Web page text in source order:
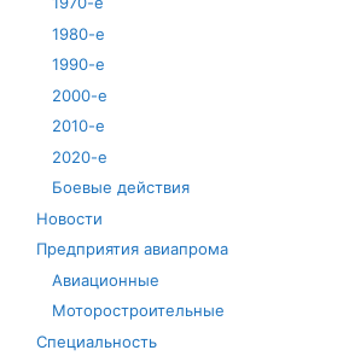
1980-е
1990-е
2000-е
2010-е
2020-е
Боевые действия
Новости
Предприятия авиапрома
Авиационные
Моторостроительные
Специальность